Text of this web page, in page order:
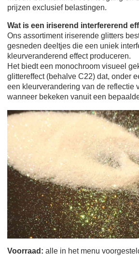
prijzen exclusief belastingen.
Wat is een iriserend interfererend
Ons assortiment iriserende glitters
gesneden deeltjes die een uniek
kleurveranderend effect produceren.
Het biedt een monochroom visueel
glittereffect (behalve C22) dat, onder
een kleurverandering van de reflectie
wanneer bekeken vanuit een
Voorraad: alle in het menu